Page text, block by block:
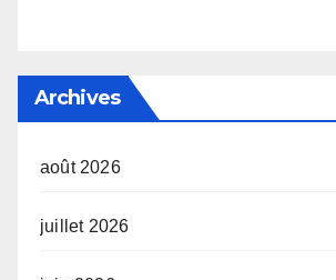
Archives
août 2026
juillet 2026